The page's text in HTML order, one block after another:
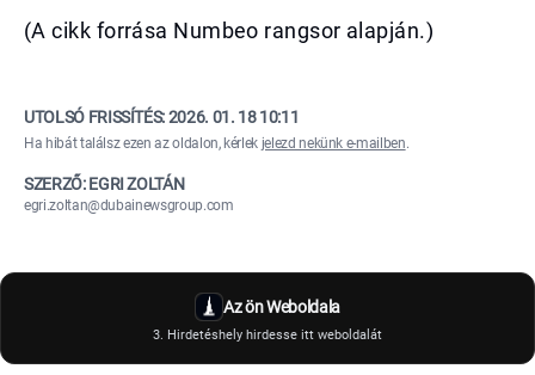
(A cikk forrása Numbeo rangsor alapján.)
UTOLSÓ FRISSÍTÉS:2026. 01. 18 10:11
Ha hibát találsz ezen az oldalon, kérlek jelezd nekünk e-mailben.
SZERZŐ: EGRI ZOLTÁN
egri.zoltan@dubainewsgroup.com
Az ön Weboldala
3. Hirdetéshely hirdesse itt weboldalát